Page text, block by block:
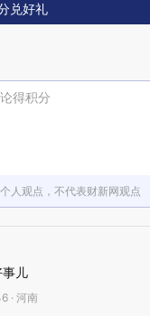
兑好礼
得积分
人观点，不代表财新网观点
事儿
· 河南